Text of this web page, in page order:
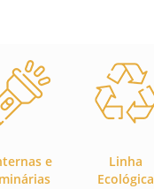
e
Linha
Ecológica